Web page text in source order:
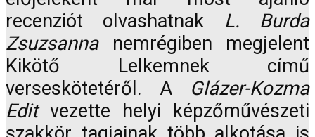
recenziót olvashatnak L. Burda
Zsuzsannanemrégiben megjelent
Kikötő Lelkemnek című
verseskötetéről. A Glázer-Kozma
Editvezette helyi képzőművészeti